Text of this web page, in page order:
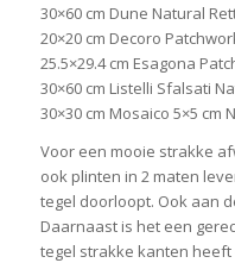
30×60 cm Dune Natural
20×20 cm Decoro
25.5×29.4 cm Esagona
30×60 cm Listelli Sfalsati
30×30 cm Mosaico 5×5 cm
Voor een mooie strakke
ook plinten in 2 maten
tegel doorloopt. Ook aan
Daarnaast is het een
tegel strakke kanten